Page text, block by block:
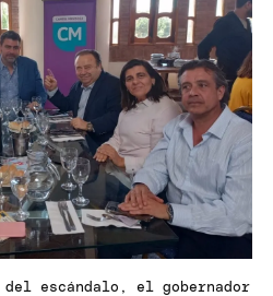
escándalo, el gobernador